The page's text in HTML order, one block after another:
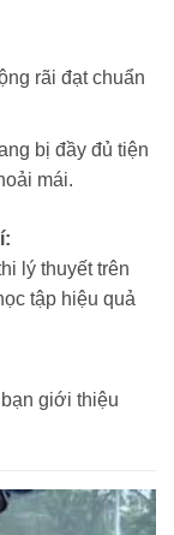
rãi đạt chuẩn
bị đầy đủ tiện
mái.
lý thuyết trên
tập hiệu quả
giới thiệu